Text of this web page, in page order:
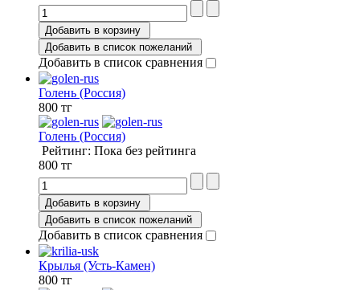
Добавить в корзину
Добавить в список пожеланий
Добавить в список сравнения
Голень (Россия)
800 тг
Голень (Россия)
Рейтинг: Пока без рейтинга
800 тг
Добавить в корзину
Добавить в список пожеланий
Добавить в список сравнения
Крылья (Усть-Камен)
800 тг